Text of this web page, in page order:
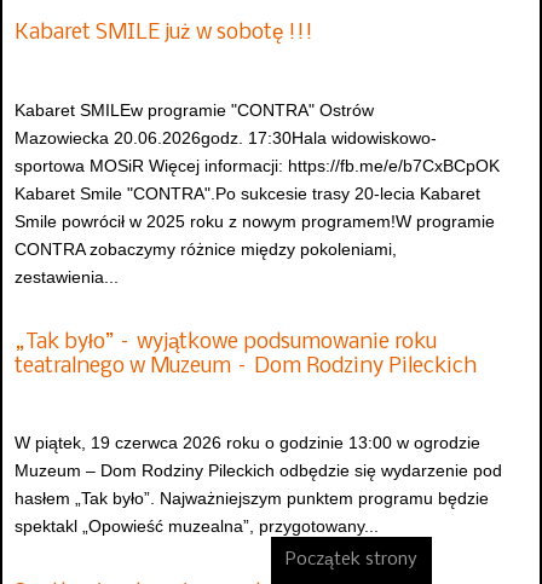
Kabaret SMILE już w sobotę !!!
Kabaret SMILEw programie "CONTRA" Ostrów
Mazowiecka 20.06.2026godz. 17:30Hala widowiskowo-
sportowa MOSiR Więcej informacji: https://fb.me/e/b7CxBCpOK
Kabaret Smile "CONTRA".Po sukcesie trasy 20-lecia Kabaret
Smile powrócił w 2025 roku z nowym programem!W programie
CONTRA zobaczymy różnice między pokoleniami,
zestawienia...
„Tak było” – wyjątkowe podsumowanie roku
teatralnego w Muzeum – Dom Rodziny Pileckich
W piątek, 19 czerwca 2026 roku o godzinie 13:00 w ogrodzie
Muzeum – Dom Rodziny Pileckich odbędzie się wydarzenie pod
hasłem „Tak było”. Najważniejszym punktem programu będzie
spektakl „Opowieść muzealna”, przygotowany...
Początek strony